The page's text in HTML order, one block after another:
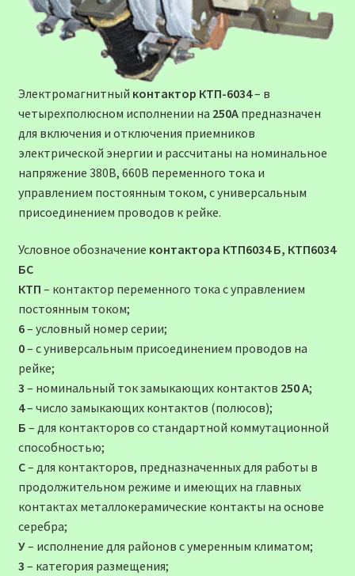
Электромагнитный контактор КТП-6034– в
четырехполюсном исполнении на 250Апредназначен
для включения и отключения приемников
электрической энергии и рассчитаны на номинальное
напряжение 380В, 660В переменного тока и
управлением постоянным током, с универсальным
присоединением проводов к рейке.
Условное обозначение контактора КТП6034 Б, КТП6034
БС
КТП – контактор переменного тока с управлением
постоянным током;
6– условный номер серии;
0– с универсальным присоединением проводов на
рейке;
3 – номинальный ток замыкающих контактов 250 А;
4– число замыкающих контактов (полюсов);
Б – для контакторов со стандартной коммутационной
способностью;
С– для контакторов, предназначенных для работы в
продолжительном режиме и имеющих на главных
контактах металлокерамические контакты на основе
серебра;
У– исполнение для районов с умеренным климатом;
3 – категория размещения;